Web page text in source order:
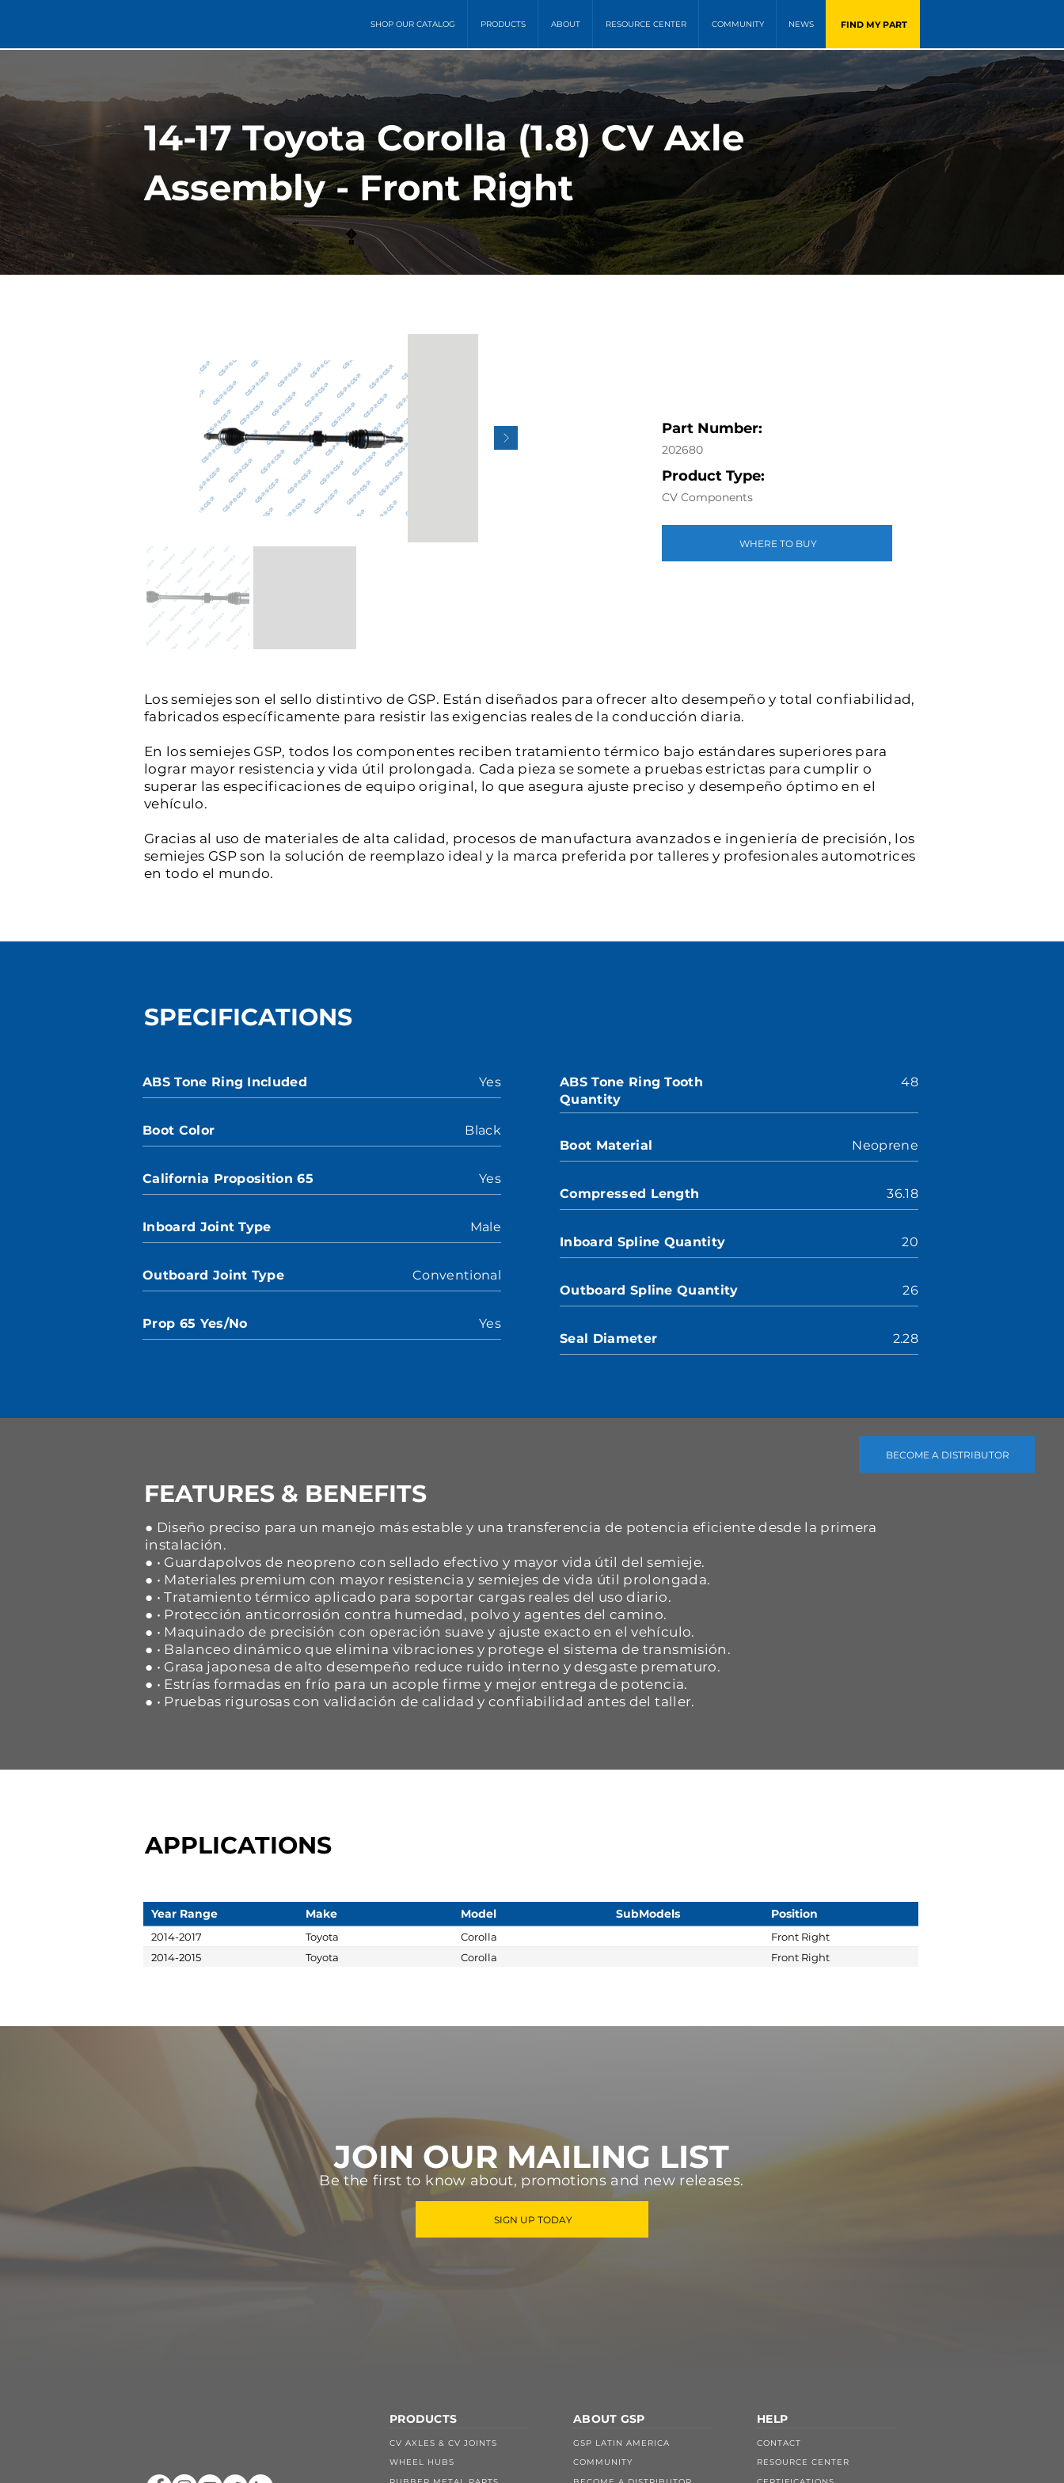
SHOP OUR CATALOG PRODUCTS ABOUT RESOURCE CENTER COMMUNITY NEWS FIND MY PART
BECOME A DISTRIBUTOR
14-17 Toyota Corolla (1.8) CV Axle
Assembly - Front Right
Part Number:
202680
Product Type:
CV Components
WHERE TO BUY
Los semiejes son el sello distintivo de GSP. Están diseñados para ofrecer alto desempeño y total confiabilidad,
fabricados específicamente para resistir las exigencias reales de la conducción diaria.
En los semiejes GSP, todos los componentes reciben tratamiento térmico bajo estándares superiores para
lograr mayor resistencia y vida útil prolongada. Cada pieza se somete a pruebas estrictas para cumplir o
superar las especificaciones de equipo original, lo que asegura ajuste preciso y desempeño óptimo en el
vehículo.
Gracias al uso de materiales de alta calidad, procesos de manufactura avanzados e ingeniería de precisión, los
semiejes GSP son la solución de reemplazo ideal y la marca preferida por talleres y profesionales automotrices
en todo el mundo.
SPECIFICATIONS
ABS Tone Ring Included Yes
Boot Color Black
California Proposition 65 Yes
Inboard Joint Type Male
Outboard Joint Type Conventional
Prop 65 Yes/No Yes
ABS Tone Ring Tooth
Quantity
48
Boot Material Neoprene
Compressed Length 36.18
Inboard Spline Quantity 20
Outboard Spline Quantity 26
Seal Diameter 2.28
FEATURES & BENEFITS
● Diseño preciso para un manejo más estable y una transferencia de potencia eficiente desde la primera
instalación.
● • Guardapolvos de neopreno con sellado efectivo y mayor vida útil del semieje.
● • Materiales premium con mayor resistencia y semiejes de vida útil prolongada.
● • Tratamiento térmico aplicado para soportar cargas reales del uso diario.
● • Protección anticorrosión contra humedad, polvo y agentes del camino.
● • Maquinado de precisión con operación suave y ajuste exacto en el vehículo.
● • Balanceo dinámico que elimina vibraciones y protege el sistema de transmisión.
● • Grasa japonesa de alto desempeño reduce ruido interno y desgaste prematuro.
● • Estrías formadas en frío para un acople firme y mejor entrega de potencia.
● • Pruebas rigurosas con validación de calidad y confiabilidad antes del taller.
APPLICATIONS
Year Range Make Model SubModels Position
2014-2017 Toyota Corolla
Front Right
2014-2015
Toyota Corolla Front Right
JOIN OUR MAILING LIST
Be the first to know about, promotions and new releases.
SIGN UP TODAY
PRODUCTS
CV AXLES & CV JOINTS
WHEEL HUBS
ABOUT GSP
GSP LATIN AMERICA
COMMUNITY
HELP
CONTACT
RESOURCE CENTER